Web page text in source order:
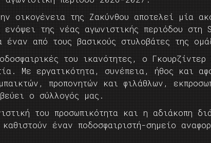
οικογένεια της Ζακύνθου αποτελεί μία
ενόψει της νέας αγωνιστικής περιόδου στη
από τους βασικούς στυλοβάτες της
του ικανότητες, ο Γκουρζίντερ
Με εργατικότητα, συνέπεια, ήθος και
προπονητών και φιλάθλων,
ο σύλλογός μας.
του προσωπικότητα και η αδιάκοπη
έναν ποδοσφαιριστή-σημείο